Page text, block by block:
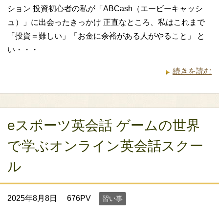
ション 投資初心者の私が「ABCash（エービーキャッシ
ュ）」に出会ったきっかけ 正直なところ、私はこれまで
「投資＝難しい」「お金に余裕がある人がやること」 と
い・・・
続きを読む
eスポーツ英会話 ゲームの世界
で学ぶオンライン英会話スクー
ル
2025年8月8日 676PV 習い事